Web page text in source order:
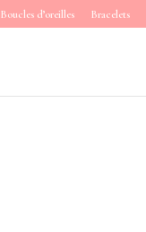
Boucles d’oreilles Bracelets